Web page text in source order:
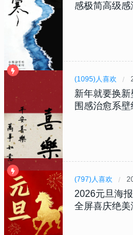
感极简高级感
(1095)人喜欢
新年就要换
围感治愈系
(797)人喜欢
2026元旦海
全屏喜庆绝美